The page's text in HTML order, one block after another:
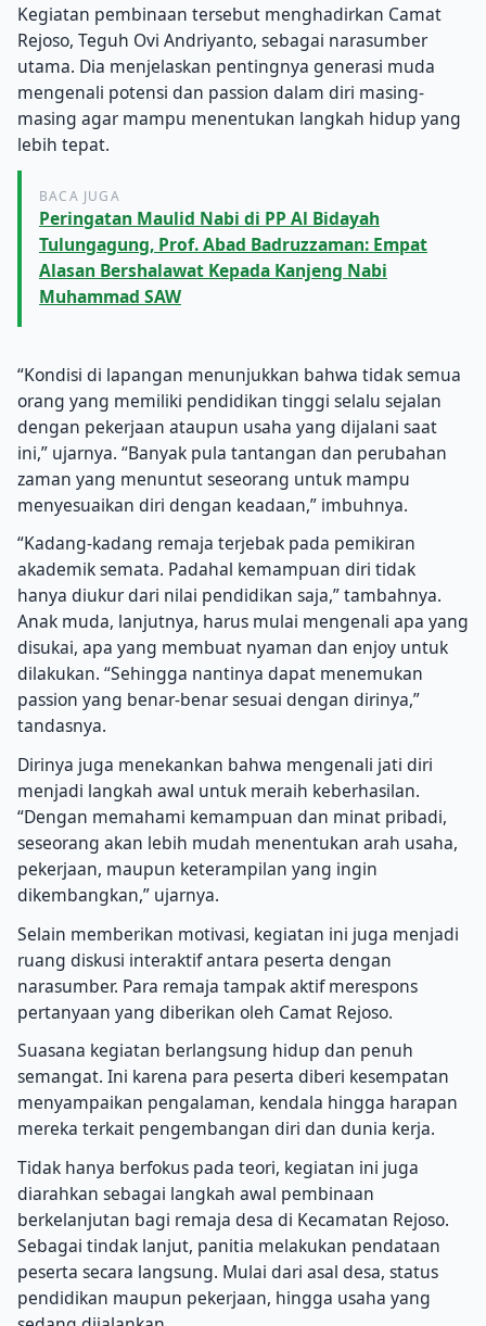
Kegiatan pembinaan tersebut menghadirkan Camat
Rejoso, Teguh Ovi Andriyanto, sebagai narasumber
utama. Dia menjelaskan pentingnya generasi muda
mengenali potensi dan passion dalam diri masing-
masing agar mampu menentukan langkah hidup yang
lebih tepat.
BACA JUGA
Peringatan Maulid Nabi di PP Al Bidayah
Tulungagung, Prof. Abad Badruzzaman: Empat
Alasan Bershalawat Kepada Kanjeng Nabi
Muhammad SAW
“Kondisi di lapangan menunjukkan bahwa tidak semua
orang yang memiliki pendidikan tinggi selalu sejalan
dengan pekerjaan ataupun usaha yang dijalani saat
ini,” ujarnya. “Banyak pula tantangan dan perubahan
zaman yang menuntut seseorang untuk mampu
menyesuaikan diri dengan keadaan,” imbuhnya.
“Kadang-kadang remaja terjebak pada pemikiran
akademik semata. Padahal kemampuan diri tidak
hanya diukur dari nilai pendidikan saja,” tambahnya.
Anak muda, lanjutnya, harus mulai mengenali apa yang
disukai, apa yang membuat nyaman dan enjoy untuk
dilakukan. “Sehingga nantinya dapat menemukan
passion yang benar-benar sesuai dengan dirinya,”
tandasnya.
Dirinya juga menekankan bahwa mengenali jati diri
menjadi langkah awal untuk meraih keberhasilan.
“Dengan memahami kemampuan dan minat pribadi,
seseorang akan lebih mudah menentukan arah usaha,
pekerjaan, maupun keterampilan yang ingin
dikembangkan,” ujarnya.
Selain memberikan motivasi, kegiatan ini juga menjadi
ruang diskusi interaktif antara peserta dengan
narasumber. Para remaja tampak aktif merespons
pertanyaan yang diberikan oleh Camat Rejoso.
Suasana kegiatan berlangsung hidup dan penuh
semangat. Ini karena para peserta diberi kesempatan
menyampaikan pengalaman, kendala hingga harapan
mereka terkait pengembangan diri dan dunia kerja.
Tidak hanya berfokus pada teori, kegiatan ini juga
diarahkan sebagai langkah awal pembinaan
berkelanjutan bagi remaja desa di Kecamatan Rejoso.
Sebagai tindak lanjut, panitia melakukan pendataan
peserta secara langsung. Mulai dari asal desa, status
pendidikan maupun pekerjaan, hingga usaha yang